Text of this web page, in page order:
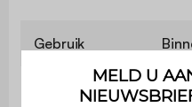
Gebruik
Garantie 2